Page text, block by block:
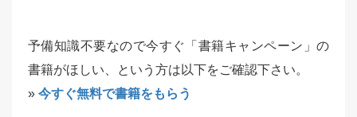
予備知識不要なので今すぐ「書籍キャンペーン」の
書籍がほしい、という方は以下をご確認下さい。
» 今すぐ無料で書籍をもらう